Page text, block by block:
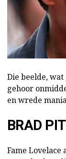
Die beelde,
gehoor
en wrede
BRAD
Fame